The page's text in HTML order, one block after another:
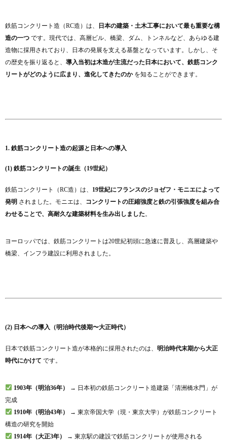
鉄筋コンクリート造（RC造）は、
日本の建築・土木工事において最も重要な構
造の一つ です。現代では、高層ビル、橋梁、ダム、トンネルなど、あらゆる建
造物に採用されており、日本の発展を支える基盤となっています。しかし、そ
の歴史を振り返ると、 導入当初は木造が主流だった日本において、鉄筋コンク
リートがどのように広まり、進化してきたのかを知ることができます。
1. 鉄筋コンクリート造の起源と日本への導入
(1) 鉄筋コンクリートの誕生（19世紀）
鉄筋コンクリート（RC造）は、 19世紀にフランスのジョゼフ・モニエによって
発明 されました。モニエは、 コンクリートの圧縮強度と鉄の引張強度を組み合
わせることで、高耐久な建築材料を生み出しました。
ヨーロッパでは、鉄筋コンクリートは20世紀初頭に急速に普及し、高層建築や
橋梁、インフラ建設に利用されました。
(2) 日本への導入（明治時代後期〜大正時代）
日本で鉄筋コンクリート造が本格的に採用されたのは、 明治時代末期から大正
時代にかけて です。
1903年（明治36年）
→ 日本初の鉄筋コンクリート造建築「清洲橋水門」が
完成
1910年（明治43年）
→ 東京帝国大学（現・東京大学）が鉄筋コンクリート
構造の研究を開始
1914年（大正3年）
→ 東京駅の建設で鉄筋コンクリートが使用される